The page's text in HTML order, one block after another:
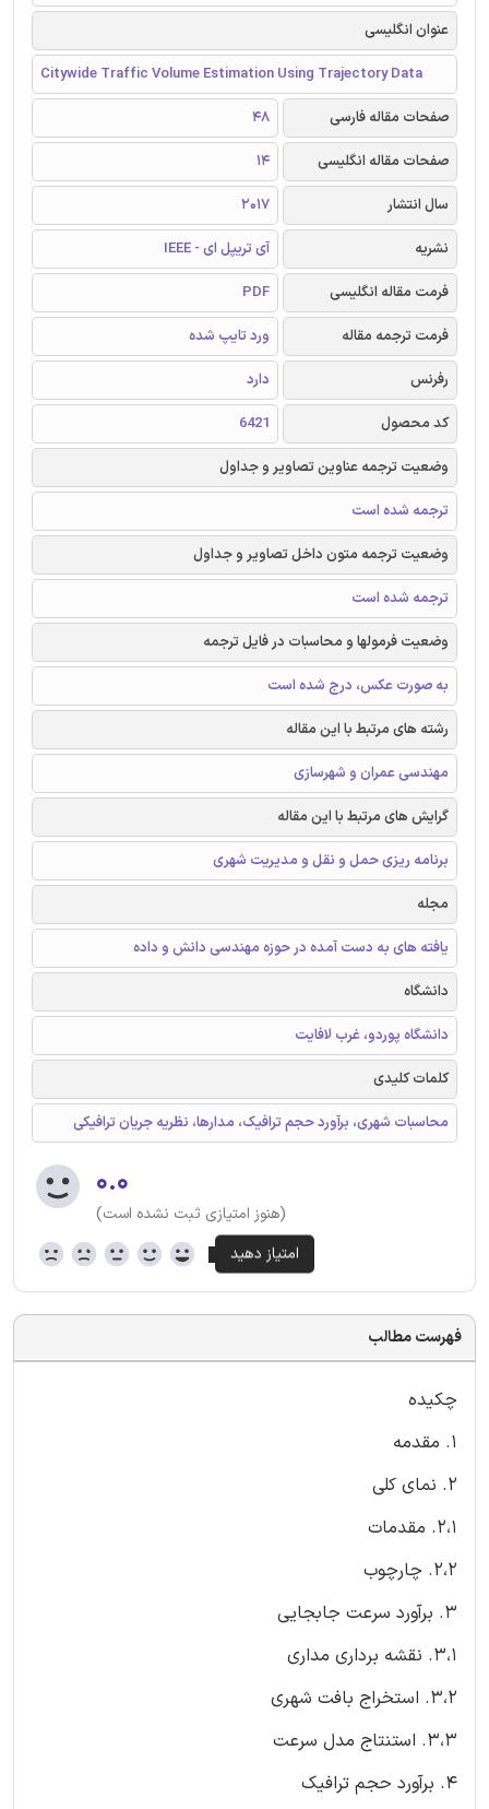
عنوان انگلیسی
Citywide Traffic Volume Estimation Using Trajectory Data
صفحات مقاله فارسی
48
صفحات مقاله انگلیسی
14
سال انتشار
2017
نشریه
آی تریپل ای - IEEE
فرمت مقاله انگلیسی
PDF
فرمت ترجمه مقاله
ورد تایپ شده
رفرنس
دارد
کد محصول
6421
وضعیت ترجمه عناوین تصاویر و جداول
ترجمه شده است
وضعیت ترجمه متون داخل تصاویر و جداول
ترجمه شده است
وضعیت فرمولها و محاسبات در فایل ترجمه
به صورت عکس، درج شده است
رشته های مرتبط با این مقاله
مهندسی عمران و شهرسازی
گرایش های مرتبط با این مقاله
برنامه ریزی حمل و نقل و مدیریت شهری
مجله
یافته های به دست آمده در حوزه مهندسی دانش و داده
دانشگاه
دانشگاه پوردو، غرب لافایت
کلمات کلیدی
محاسبات شهری، برآورد حجم ترافیک، مدارها، نظریه جریان ترافیکی
۰.۰
(هنوز امتیازی ثبت نشده است)
فهرست مطالب
چکیده
1. مقدمه
2. نمای کلی
2،1. مقدمات
2،2. چارچوب
3. برآورد سرعت جابجایی
3،1. نقشه برداری مداری
3،2. استخراج بافت شهری
3،3. استنتاج مدل سرعت
4. برآورد حجم ترافیک